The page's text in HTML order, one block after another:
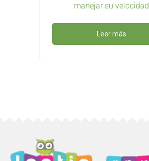
manejar su velocidad
Leer más